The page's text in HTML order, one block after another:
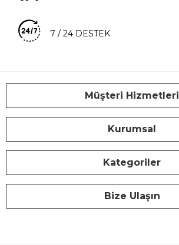
7 / 24 DESTEK
Müşteri Hizmetleri
Kurumsal
Kategoriler
Bize Ulaşın